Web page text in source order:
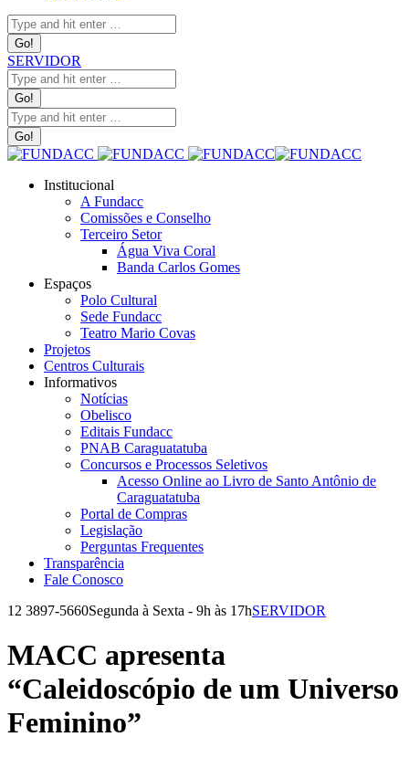
Search:
SERVIDOR
Search:
Search:
Institucional
A Fundacc
Comissões e Conselho
Terceiro Setor
Água Viva Coral
Banda Carlos Gomes
Espaços
Polo Cultural
Sede Fundacc
Teatro Mario Covas
Projetos
Centros Culturais
Informativos
Notícias
Obelisco
Editais Fundacc
PNAB Caraguatatuba
Concursos e Processos Seletivos
Acesso Online ao Livro de Santo Antônio de
Caraguatatuba
Portal de Compras
Legislação
Perguntas Frequentes
Transparência
Fale Conosco
12 3897-5660Segunda à Sexta - 9h às 17hSERVIDOR
page
opens
new
page
opens
new
page
opens
new
MACC apresenta
“Caleidoscópio de um Universo
Feminino”